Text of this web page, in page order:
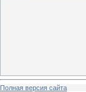
Полная версия сайта